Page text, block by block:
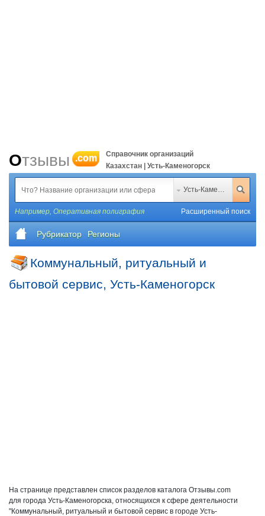
Отзывы .com
Справочник организаций
Казахстан | Усть-Каменогорск
Усть-Каменогорск
Например, Оперативная полиграфия Расширенный поиск
Рубрикатор Регионы
Коммунальный, ритуальный и
бытовой сервис, Усть-Каменогорск
На странице представлен список разделов каталога Отзывы.com
для города Усть-Каменогорска, относящихся к сфере деятельности
"Коммунальный, ритуальный и бытовой сервис в городе Усть-